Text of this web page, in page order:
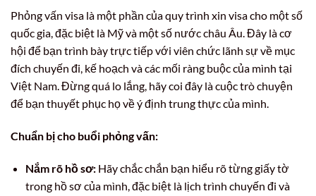
Phỏng vấn visa là một phần của quy trình xin visa cho một số
quốc gia, đặc biệt là Mỹ và một số nước châu Âu. Đây là cơ
hội để bạn trình bày trực tiếp với viên chức lãnh sự về mục
đích chuyến đi, kế hoạch và các mối ràng buộc của mình tại
Việt Nam. Đừng quá lo lắng, hãy coi đây là cuộc trò chuyện
để bạn thuyết phục họ về ý định trung thực của mình.
Chuẩn bị cho buổi phỏng vấn:
Nắm rõ hồ sơ:Hãy chắc chắn bạn hiểu rõ từng giấy tờ
trong hồ sơ của mình, đặc biệt là lịch trình chuyến đi và